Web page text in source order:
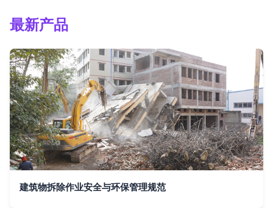
最新产品
建筑物拆除作业安全与环保管理规范